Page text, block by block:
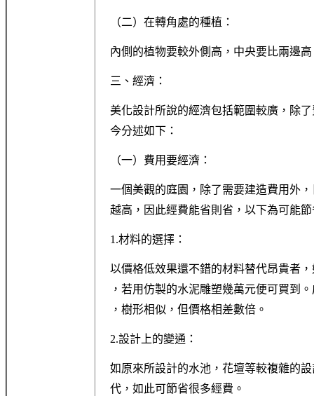
（二）在轉角處的種植：
內側的植物要較外側高，中央要比兩邊高
三、經濟：
美化設計所說的經濟包括範圍較廣，除
今分述如下：
（一）費用要經濟：
一個美觀的庭園，除了需要建造費用外
越高，因此經費能省則省，以下為可能
1.材料的選擇：
以價格低效果還不錯的材料替代昂貴者
，若用仿製的水泥雕塑幾萬元便可買到
，樹形相似，但價格相差數倍。
2.設計上的變通：
如原來所設計的水池，花壇等較複雜的
代，如此可節省很多經費。